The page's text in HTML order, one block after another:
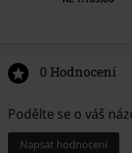
0 Hodnocení
Podělte se o váš
Napsat hodnocení